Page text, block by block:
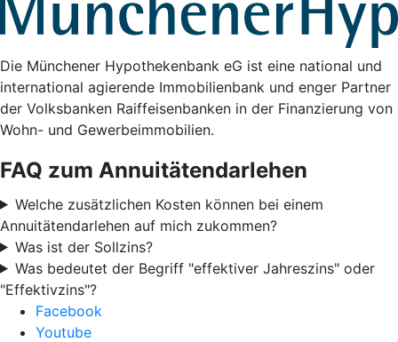
Die Münchener Hypothekenbank eG ist eine national und
international agierende Immobilienbank und enger Partner
der Volksbanken Raiffeisenbanken in der Finanzierung von
Wohn- und Gewerbeimmobilien.
FAQ zum Annuitätendarlehen
Welche zusätzlichen Kosten können bei einem
Annuitätendarlehen auf mich zukommen?
Was ist der Sollzins?
Was bedeutet der Begriff "effektiver Jahreszins" oder
"Effektivzins"?
Facebook
Youtube